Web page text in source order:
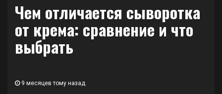
Чем отличается сыворотка
от крема: сравнение и что
выбрать
9 месяцев тому назад